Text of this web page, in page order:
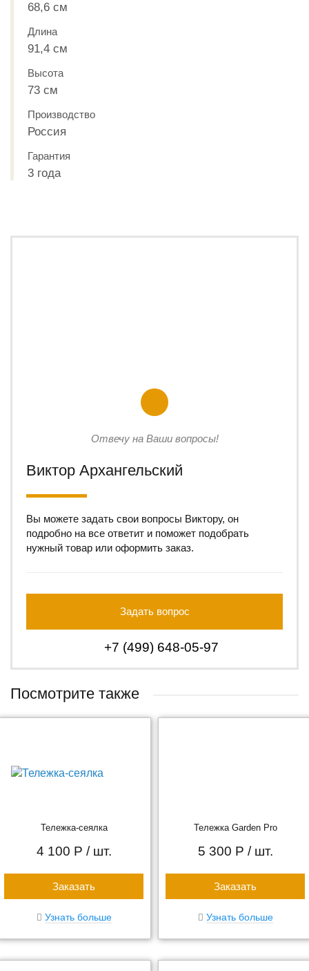
68,6 см
Длина
91,4 см
Высота
73 см
Производство
Россия
Гарантия
3 года
Отвечу на Ваши вопросы!
Виктор Архангельский
Вы можете задать свои вопросы Виктору, он
подробно на все ответит и поможет подобрать
нужный товар или оформить заказ.
Задать вопрос
+7 (499) 648-05-97
Посмотрите также
Тележка-сеялка
4 100 Р / шт.
Заказать
Узнать больше
Тележка Garden Pro
5 300 Р / шт.
Заказать
Узнать больше